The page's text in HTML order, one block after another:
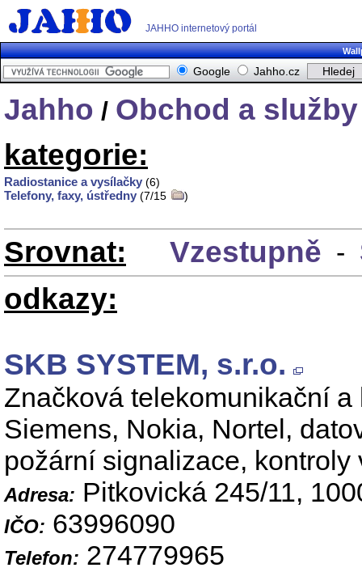
JAHHO internetový portál
Google Jahho.cz
Jahho / Obchod a služby
kategorie:
Radiostanice a vysílačky (6)
Telefony, faxy, ústředny (7/15 )
Srovnat: Vzestupně -
odkazy:
SKB SYSTEM, s.r.o.
Značková telekomunikační
Siemens, Nokia, Nortel,
požární signalizace, kontroly
Adresa: Pitkovická 245/11,
IČO: 63996090
Telefon: 274779965